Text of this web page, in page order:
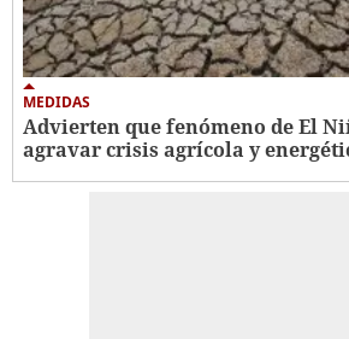
MEDIDAS
Advierten que fenómeno de El
agravar crisis agrícola y